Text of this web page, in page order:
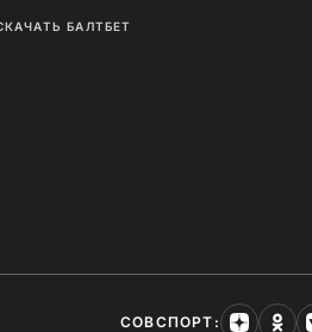
БАЛТБЕТ
СОВСПОРТ: